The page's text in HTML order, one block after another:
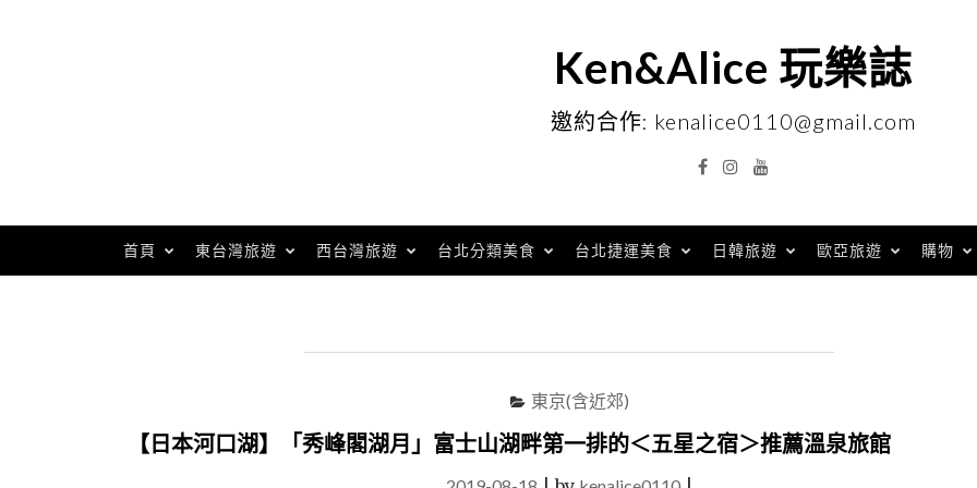
Ken&Alice 玩樂誌
邀約合作: kenalice0110@gmail.com
FacebookInstagramYouTube
首頁 東台灣旅遊 西台灣旅遊 台北分類美食 台北捷運美食 日韓旅遊 歐亞旅遊 購物
東京(含近郊)
【日本河口湖】「秀峰閣湖月」富士山湖畔第一排的＜五星之宿＞推薦溫泉旅館